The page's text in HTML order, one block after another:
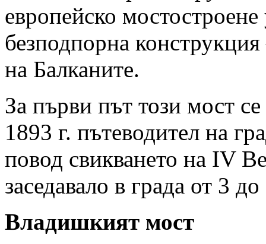
европейско
безподпорна
на Балканите.
За първи път този мост
1893 г. пътеводител на
повод свикването на IV
заседавало в града от 3
Владишкият мост